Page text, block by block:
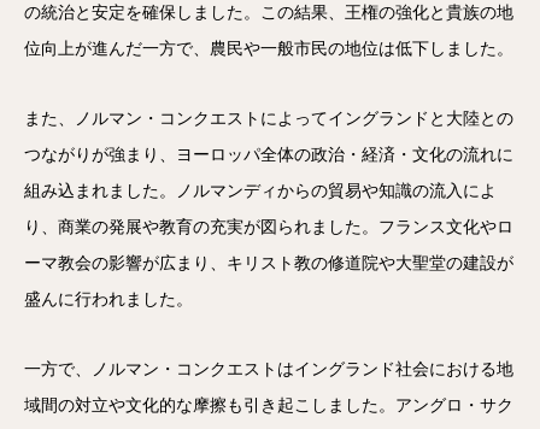
の統治と安定を確保しました。この結果、王権の強化と貴族の地
位向上が進んだ一方で、農民や一般市民の地位は低下しました。
また、ノルマン・コンクエストによってイングランドと大陸との
つながりが強まり、ヨーロッパ全体の政治・経済・文化の流れに
組み込まれました。ノルマンディからの貿易や知識の流入によ
り、商業の発展や教育の充実が図られました。フランス文化やロ
ーマ教会の影響が広まり、キリスト教の修道院や大聖堂の建設が
盛んに行われました。
一方で、ノルマン・コンクエストはイングランド社会における地
域間の対立や文化的な摩擦も引き起こしました。アングロ・サク